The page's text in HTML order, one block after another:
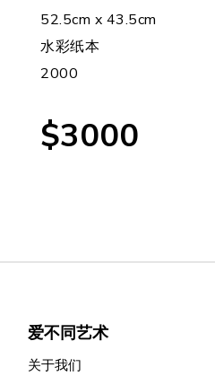
52.5cm x 43.5cm
水彩纸本
2000
$3000
爱不同艺术
关于我们